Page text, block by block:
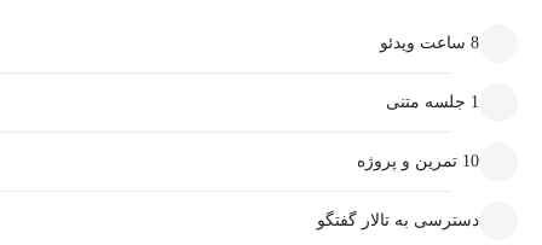
8 ساعت ویدئو
1 جلسه متنی
10 تمرین و پروژه
دسترسی به تالار گفتگو